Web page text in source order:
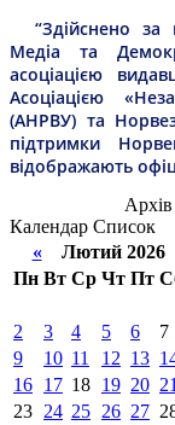
“Здійснено за
Медіа та
асоціацією
Асоціацією
(АНРВУ) та
підтримки
відображають
Архів
Календар Список
«Лютий 2026
Пн Вт Ср Чт Пт
2
3 4 5 6 7
9
10 11 12 13
16 17 18 19 20 21
23 24 25 26 27